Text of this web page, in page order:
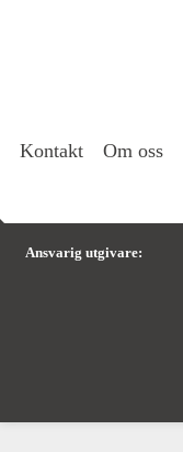
Kontakt Om oss
Ansvarig utgivare: